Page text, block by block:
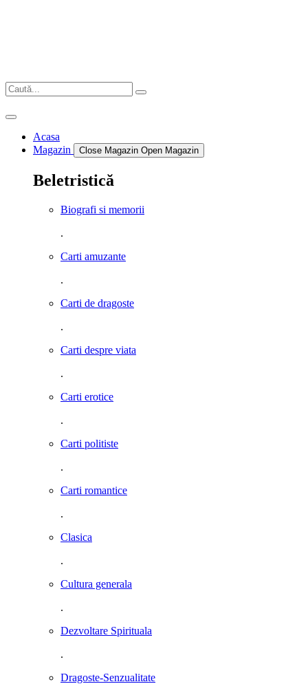
Acasa
Magazin
Close Magazin Open Magazin
Beletristică
Biografi si memorii
.
Carti amuzante
.
Carti de dragoste
.
Carti despre viata
.
Carti erotice
.
Carti politiste
.
Carti romantice
.
Clasica
.
Cultura generala
.
Dezvoltare Spirituala
.
Dragoste-Senzualitate